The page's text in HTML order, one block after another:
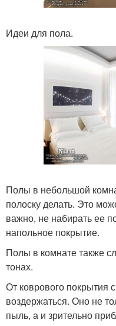
Идеи для пола.
Полы в небольшой
полоску делать. Это
важно, не набирать ее
напольное покрытие.
Полы в комнате также
тонах.
От коврового покрытия
воздержаться. Оно не
пыль, а и зрительно